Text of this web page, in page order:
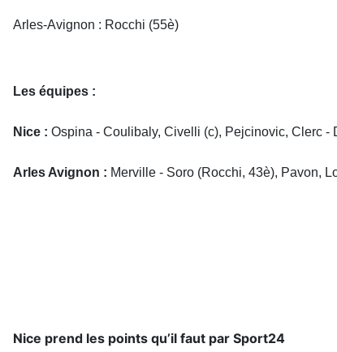
Arles-Avignon : Rocchi (55è)
Les équipes :
Nice : Ospina - Coulibaly, Civelli (c), Pejcinovic, Clerc
Arles Avignon : Merville - Soro (Rocchi, 43è), Pavon,
Nice prend les points qu’il faut par Sport24